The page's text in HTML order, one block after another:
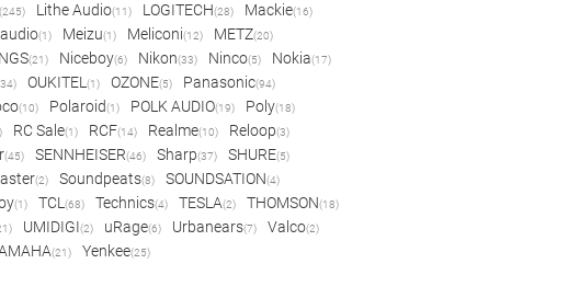
(245) Lithe Audio(11) LOGITECH(28) Mackie(16)
(1) Meizu(1) Meliconi(12) METZ(20)
NGS(21) Niceboy(6) Nikon(33) Ninco(5) Nokia(17)
OUKITEL(1) OZONE(5) Panasonic(94)
(10) Polaroid(1) POLK AUDIO(19) Poly(18)
RC Sale(1) RCF(14) Realme(10) Reloop(3)
(45) SENNHEISER(46) Sharp(37) SHURE(5)
(2) Soundpeats(8) SOUNDSATION(4)
(1) TCL(68) Technics(4) TESLA(2) THOMSON(18)
UMIDIGI(2) uRage(6) Urbanears(7) Valco(2)
(21) Yenkee(25)